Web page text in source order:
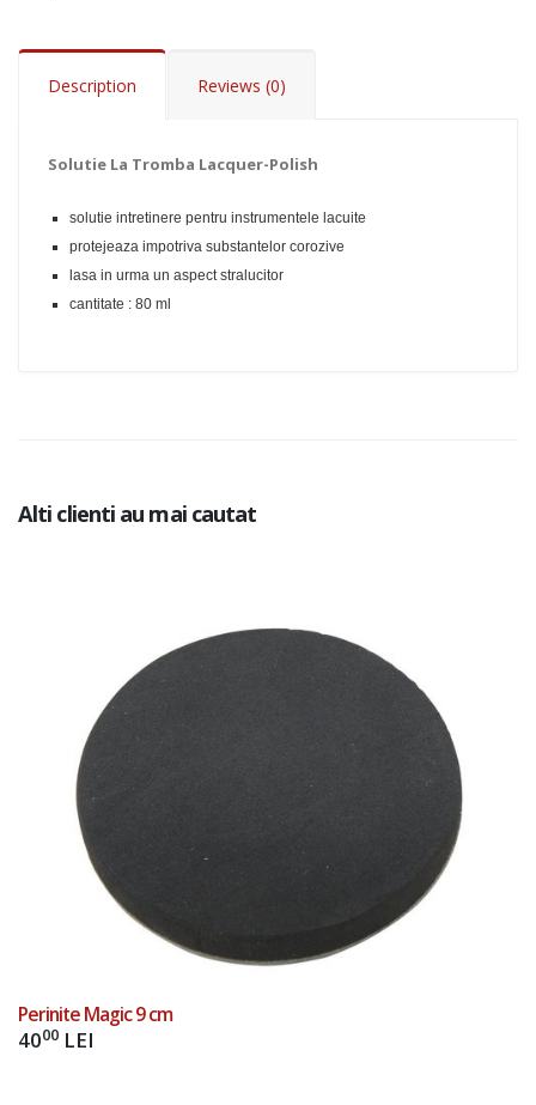
Description Reviews (0)
Solutie La Tromba Lacquer-Polish
solutie intretinere pentru instrumentele lacuite
protejeaza impotriva substantelor corozive
lasa in urma un aspect stralucitor
cantitate : 80 ml
Alti clienti au mai cautat
Add to Cart
Perinite Magic 9 cm
4000 LEI